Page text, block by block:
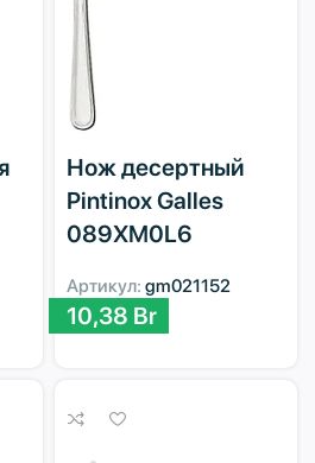
Нож десертный
Pintinox Galles
089XM0L6
Артикул: gm021152
10,38 Br